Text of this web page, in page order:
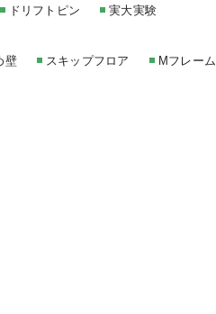
ドリフトピン 実大実験
壁 スキップフロア
Mフレーム